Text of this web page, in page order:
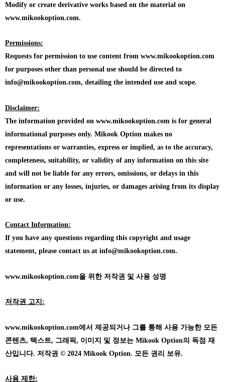
Modify or create derivative works based on the material on
www.mikookoption.com.
Permissions:
Requests for permission to use content from www.mikookoption.com
for purposes other than personal use should be directed to
info@mikookoption.com, detailing the intended use and scope.
Disclaimer:
The information provided on www.mikookoption.com is for general
informational purposes only. Mikook Option makes no
representations or warranties, express or implied, as to the accuracy,
completeness, suitability, or validity of any information on this site
and will not be liable for any errors, omissions, or delays in this
information or any losses, injuries, or damages arising from its display
or use.
Contact Information:
If you have any questions regarding this copyright and usage
statement, please contact us at info@mikookoption.com.
www.mikookoption.com을 위한 저작권 및 사용 성명
저작권 고지:
www.mikookoption.com에서 제공되거나 그를 통해 사용 가능한 모든
콘텐츠, 텍스트, 그래픽, 이미지 및 정보는 Mikook Option의 독점 재
산입니다. 저작권 © 2024 Mikook Option. 모든 권리 보유.
사용 제한: